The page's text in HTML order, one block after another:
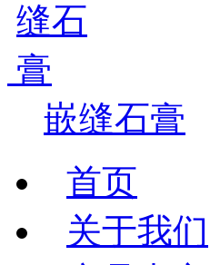
嵌缝石膏
首页
关于我们